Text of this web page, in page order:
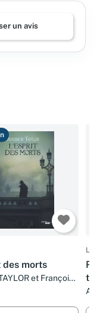
un avis
des morts
et Françoise